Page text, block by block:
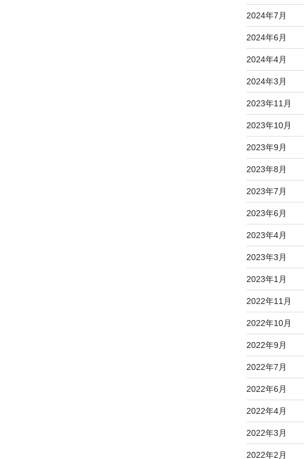
2024年7月
2024年6月
2024年4月
2024年3月
2023年11月
2023年10月
2023年9月
2023年8月
2023年7月
2023年6月
2023年4月
2023年3月
2023年1月
2022年11月
2022年10月
2022年9月
2022年7月
2022年6月
2022年4月
2022年3月
2022年2月